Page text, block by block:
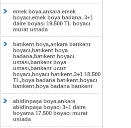
emek boya,ankara emek
boyacı,emek boya badana, 3+1
daire boyası 19,500 TL boyacı
murat ustada
batıkent boya,ankara batıkent
boyacı,batıkent boya
badana,batıkent boyacı
ustası,batıkent boya
ustası,batıkent ucuz
boyacı,boyacı batıkent,3+1 18.500
TL,boya badana batıkent,boyacı
batıkent,boya badana batıkent
abidinpaşa boya,ankara
abidinpaşa boyacı 3+1 daire
boyama 17,500 boyacı murat
ustada